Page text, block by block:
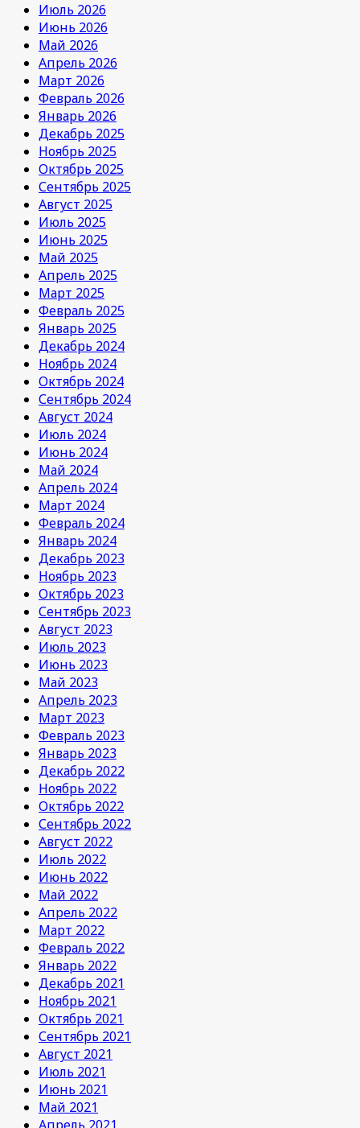
Июль 2026
Июнь 2026
Май 2026
Апрель 2026
Март 2026
Февраль 2026
Январь 2026
Декабрь 2025
Ноябрь 2025
Октябрь 2025
Сентябрь 2025
Август 2025
Июль 2025
Июнь 2025
Май 2025
Апрель 2025
Март 2025
Февраль 2025
Январь 2025
Декабрь 2024
Ноябрь 2024
Октябрь 2024
Сентябрь 2024
Август 2024
Июль 2024
Июнь 2024
Май 2024
Апрель 2024
Март 2024
Февраль 2024
Январь 2024
Декабрь 2023
Ноябрь 2023
Октябрь 2023
Сентябрь 2023
Август 2023
Июль 2023
Июнь 2023
Май 2023
Апрель 2023
Март 2023
Февраль 2023
Январь 2023
Декабрь 2022
Ноябрь 2022
Октябрь 2022
Сентябрь 2022
Август 2022
Июль 2022
Июнь 2022
Май 2022
Апрель 2022
Март 2022
Февраль 2022
Январь 2022
Декабрь 2021
Ноябрь 2021
Октябрь 2021
Сентябрь 2021
Август 2021
Июль 2021
Июнь 2021
Май 2021